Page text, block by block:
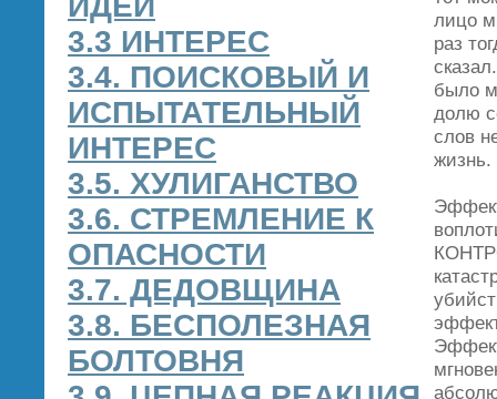
3.3 ИНТЕРЕС
3.4. ПОИСКОВЫЙ И
ИСПЫТАТЕЛЬНЫЙ
ИНТЕРЕС
3.5. ХУЛИГАНСТВО
3.6. СТРЕМЛЕНИЕ К
ОПАСНОСТИ
3.7. ДЕДОВЩИНА
3.8. БЕСПОЛЕЗНАЯ
БОЛТОВНЯ
лицо
раз
было
долю
слов
жизнь.